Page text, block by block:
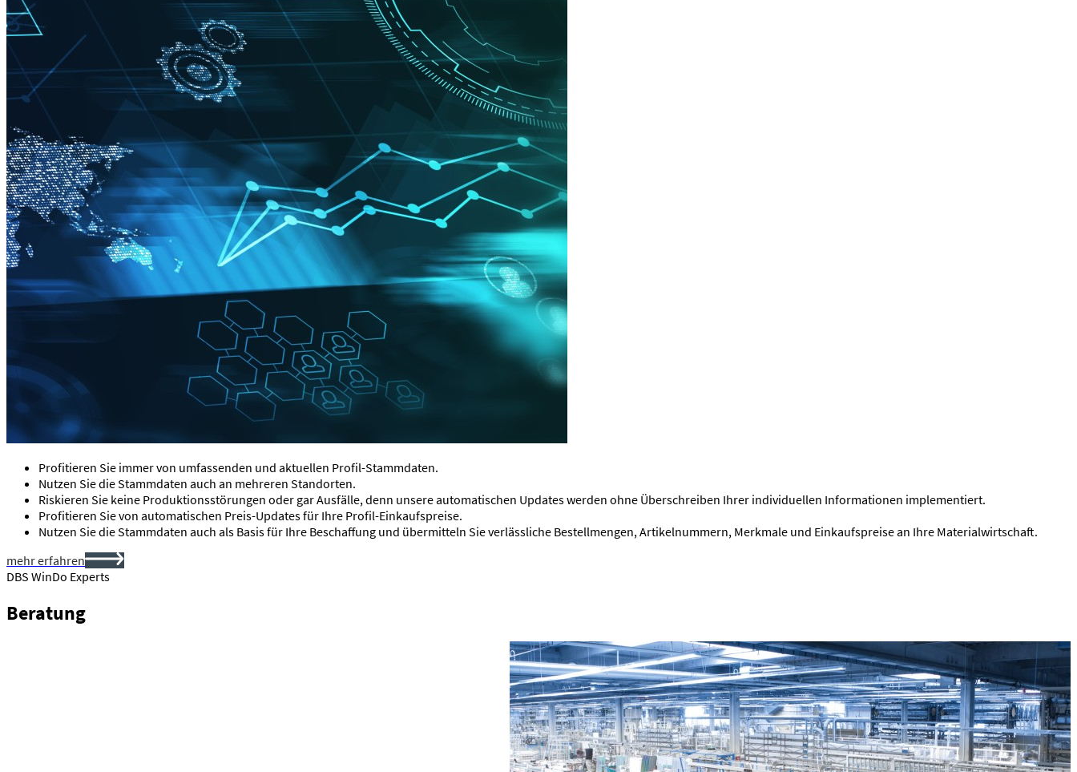
Profitieren Sie immer von umfassenden und aktuellen Profil-Stammdaten.
Nutzen Sie die Stammdaten auch an mehreren Standorten.
Riskieren Sie keine Produktionsstörungen oder gar Ausfälle, denn unsere automatischen Updates werden ohne Überschreiben Ihrer individuellen Informationen implementiert.
Profitieren Sie von automatischen Preis-Updates für Ihre Profil-Einkaufspreise.
Nutzen Sie die Stammdaten auch als Basis für Ihre Beschaffung und übermitteln Sie verlässliche Bestellmengen, Artikelnummern, Merkmale und Einkaufspreise an Ihre Materialwirtschaft.
mehr erfahren
DBS WinDo Experts
Beratung